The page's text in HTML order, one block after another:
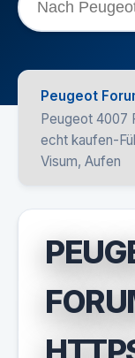
Peugeot
Peugeot 4007
echt kaufen-
Visum, Aufen